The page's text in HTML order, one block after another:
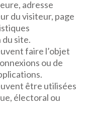
adresse
du visiteur, page
site.
faire l’objet
ou de
être utilisées
électoral ou